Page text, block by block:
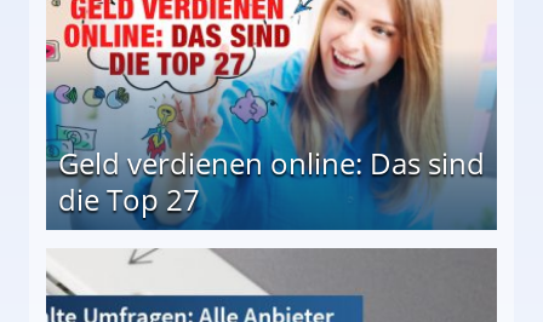
Geld verdienen online: Das sind
die Top 27